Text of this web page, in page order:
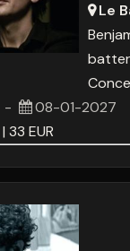
12
19
2 3
Le
-
08-01-2027
33 EUR